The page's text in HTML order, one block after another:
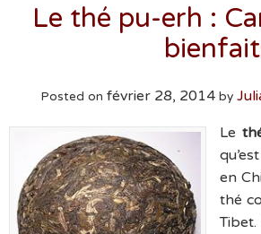
Le thé pu-erh :
Posted on février 28, 2014 by
Le
en
thé
Tibet.